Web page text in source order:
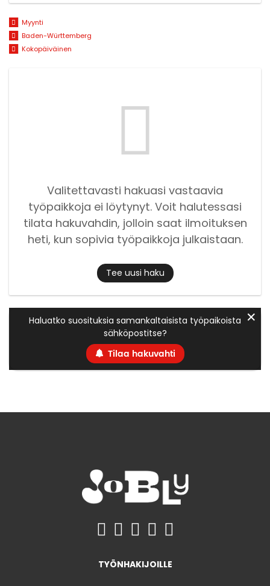
Myynti
Baden-Württemberg
Kokopäiväinen
Valitettavasti hakuasi vastaavia
työpaikkoja ei löytynyt. Voit halutessasi
tilata hakuvahdin, jolloin saat ilmoituksen
heti, kun sopivia työpaikkoja julkaistaan.
Tee uusi haku
Haluatko suosituksia samankaltaisista työpaikoista
sähköpostitse?
Tilaa hakuvahti
✕
TYÖNHAKIJOILLE